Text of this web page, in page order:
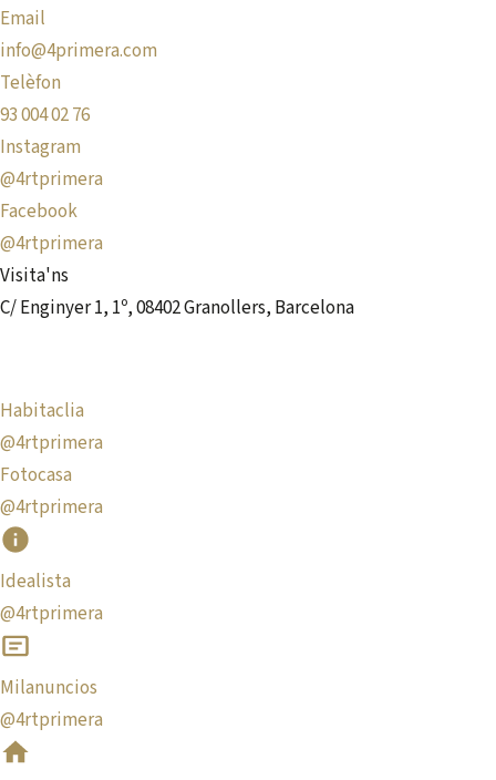
Email
info@4primera.com
Telèfon
93 004 02 76
Instagram
@4rtprimera
Facebook
@4rtprimera
Visita'ns
C/ Enginyer 1, 1º, 08402 Granollers, Barcelona
Habitaclia
@4rtprimera
Fotocasa
@4rtprimera
Idealista
@4rtprimera
Milanuncios
@4rtprimera